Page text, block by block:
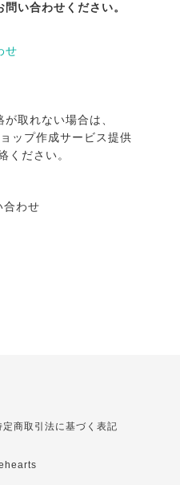
い合わせください。
せ
取れない場合は、
ップ作成サービス提供
ください。
合わせ
定商取引法に基づく表記